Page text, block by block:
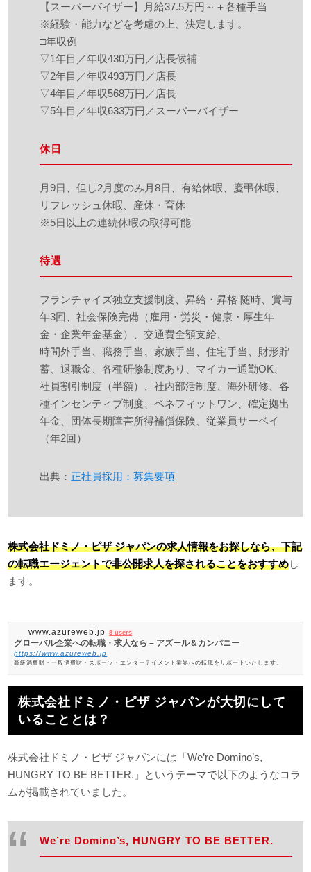
【スーパーバイザー】月給37.5万円～＋各種手当
※経験・能力などを考慮の上、決定します。
□年収例
▽1年目／年収430万円／店長候補
▽2年目／年収493万円／店長
▽4年目／年収568万円／店長
▽5年目／年収633万円／スーパーバイザー
休日
月9日、但し2月度のみ月8日、有給休暇、慶弔休暇、
リフレッシュ休暇、産休・育休
※5日以上の連続休暇の取得可能
待遇
フランチャイズ独立支援制度、昇給・昇格 随時、賞与
年3回、社会保険完備（雇用・労災・健康・厚生年
金・企業年金基金）、交通費全額支給、
時間外手当、職務手当、家族手当、住宅手当、財形貯
蓄、退職金、各種研修制度あり、マイカー通勤OK、
社員割引制度（半額）、社内部活制度、海外研修、各
種インセンティブ制度、ベネフィットワン、確定拠出
年金、団体長期障害所得補償保険、従業員サーベイ
（年2回）
出典： 正社員採用：募集要項
株式会社ドミノ・ピザ ジャパンの求人情報をお探しなら、下記
の転職エージェントで非公開求人を探されることをおすすめし
ます。
www.azureweb.jp 8 users
グローバル企業への転職・求人なら – アズール＆カンパニー
https://www.azureweb.jp
高級消費財・一般消費財・スポーツ・エンターテイメント業界への転職をサポートいたします。
株式会社ドミノ・ピザ ジャパンが大切にして
いることとは？
株式会社ドミノ・ピザ ジャパンには「We’re Domino’s,
HUNGRY TO BE BETTER.」というテーマで以下のようなコラ
ムが掲載されていました。
We’re Domino’s, HUNGRY TO BE BETTER.